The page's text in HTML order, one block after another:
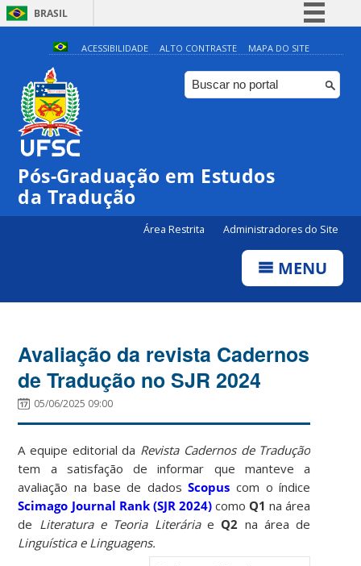
BRASIL
Simplifique!
Comunica BR
Participe
Canais
ACESSIBILIDADE ALTO CONTRASTE MAPA DO SITE
Pós-Graduação em Estudos
da Tradução
Área Restrita Administradores do Site
MENU
Avaliação da revista Cadernos
de Tradução no SJR 2024
05/06/2025 09:00
A equipe editorial da Revista Cadernos de Tradução
tem a satisfação de informar que manteve a
avaliação na base de dadosScopus com o índice
Scimago Journal Rank (SJR 2024)como Q1 na área
de Literatura e Teoria Literáriae Q2 na área de
Linguística e Linguagens.